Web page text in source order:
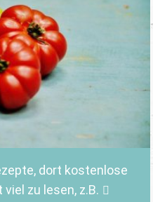
, dort kostenlose
zu lesen, z.B.